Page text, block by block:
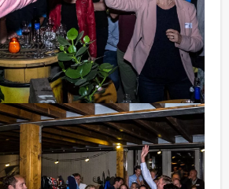
hoeven trekken om uw drankje af
13,50 per persoon per uur (excl.
van het drankarrangement,
kunt genieten van bier, fris,
Zo komt u ook achteraf niet
staan!
minimale aantal deelnemers? Als u
minimale aantal te betalen, kunt u
personen boeken!